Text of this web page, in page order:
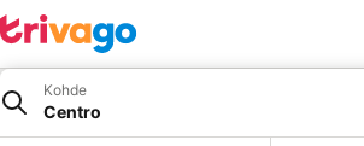
Kohde
Centro